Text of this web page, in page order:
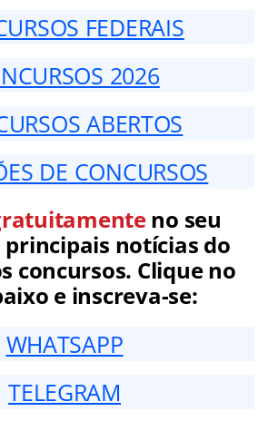
FEDERAIS
2026
ABERTOS
DE CONCURSOS
no seu
principais notícias do
concursos. Clique no
e inscreva-se:
WHATSAPP
TELEGRAM